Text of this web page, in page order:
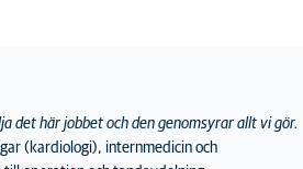
det här jobbet och den genomsyrar allt vi gör.
(kardiologi), internmedicin och